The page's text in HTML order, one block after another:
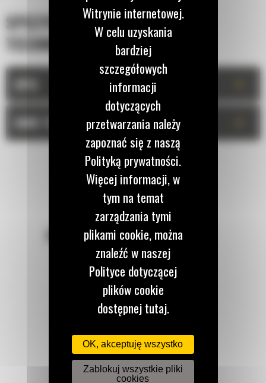
SPECYFIKACJA
TECHNICZNA
DANE TECHNICZNE
POZOSTAŃMY W KONTAKCIE
Zadzwoń do nas
122 100 122
Napisz do nas
Witrynie internetowej.
W celu uzyskania
bardziej
szczegółowych
informacji
dotyczących
przetwarzania należy
zapoznać się z naszą
Polityką prywatności.
Więcej informacji, w
tym na temat
zarządzania tymi
plikami cookie, można
znaleźć w naszej
Polityce dotyczącej
plików cookie
dostępnej tutaj.
OK, akceptuję wszystko
Zablokuj wszystkie pliki
cookies